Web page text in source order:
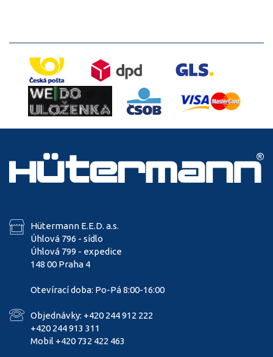
Hütermann E.E.D. a.s.
Úhlová 796 - sídlo
Úhlová 799 - expedice
148 00 Praha 4
Otevírací doba: Po-Pá 8:00-16:00
Objednávky: +420 244 912 222
+420 244 913 311
Mobil +420 732 422 463